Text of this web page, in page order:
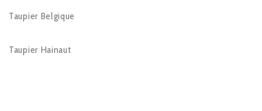
Taupier Belgique
Taupier Hainaut